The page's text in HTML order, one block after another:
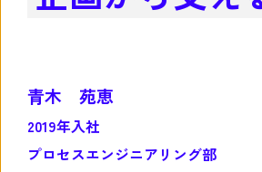
青木 苑恵
2019年入社
プロセスエンジニアリング部